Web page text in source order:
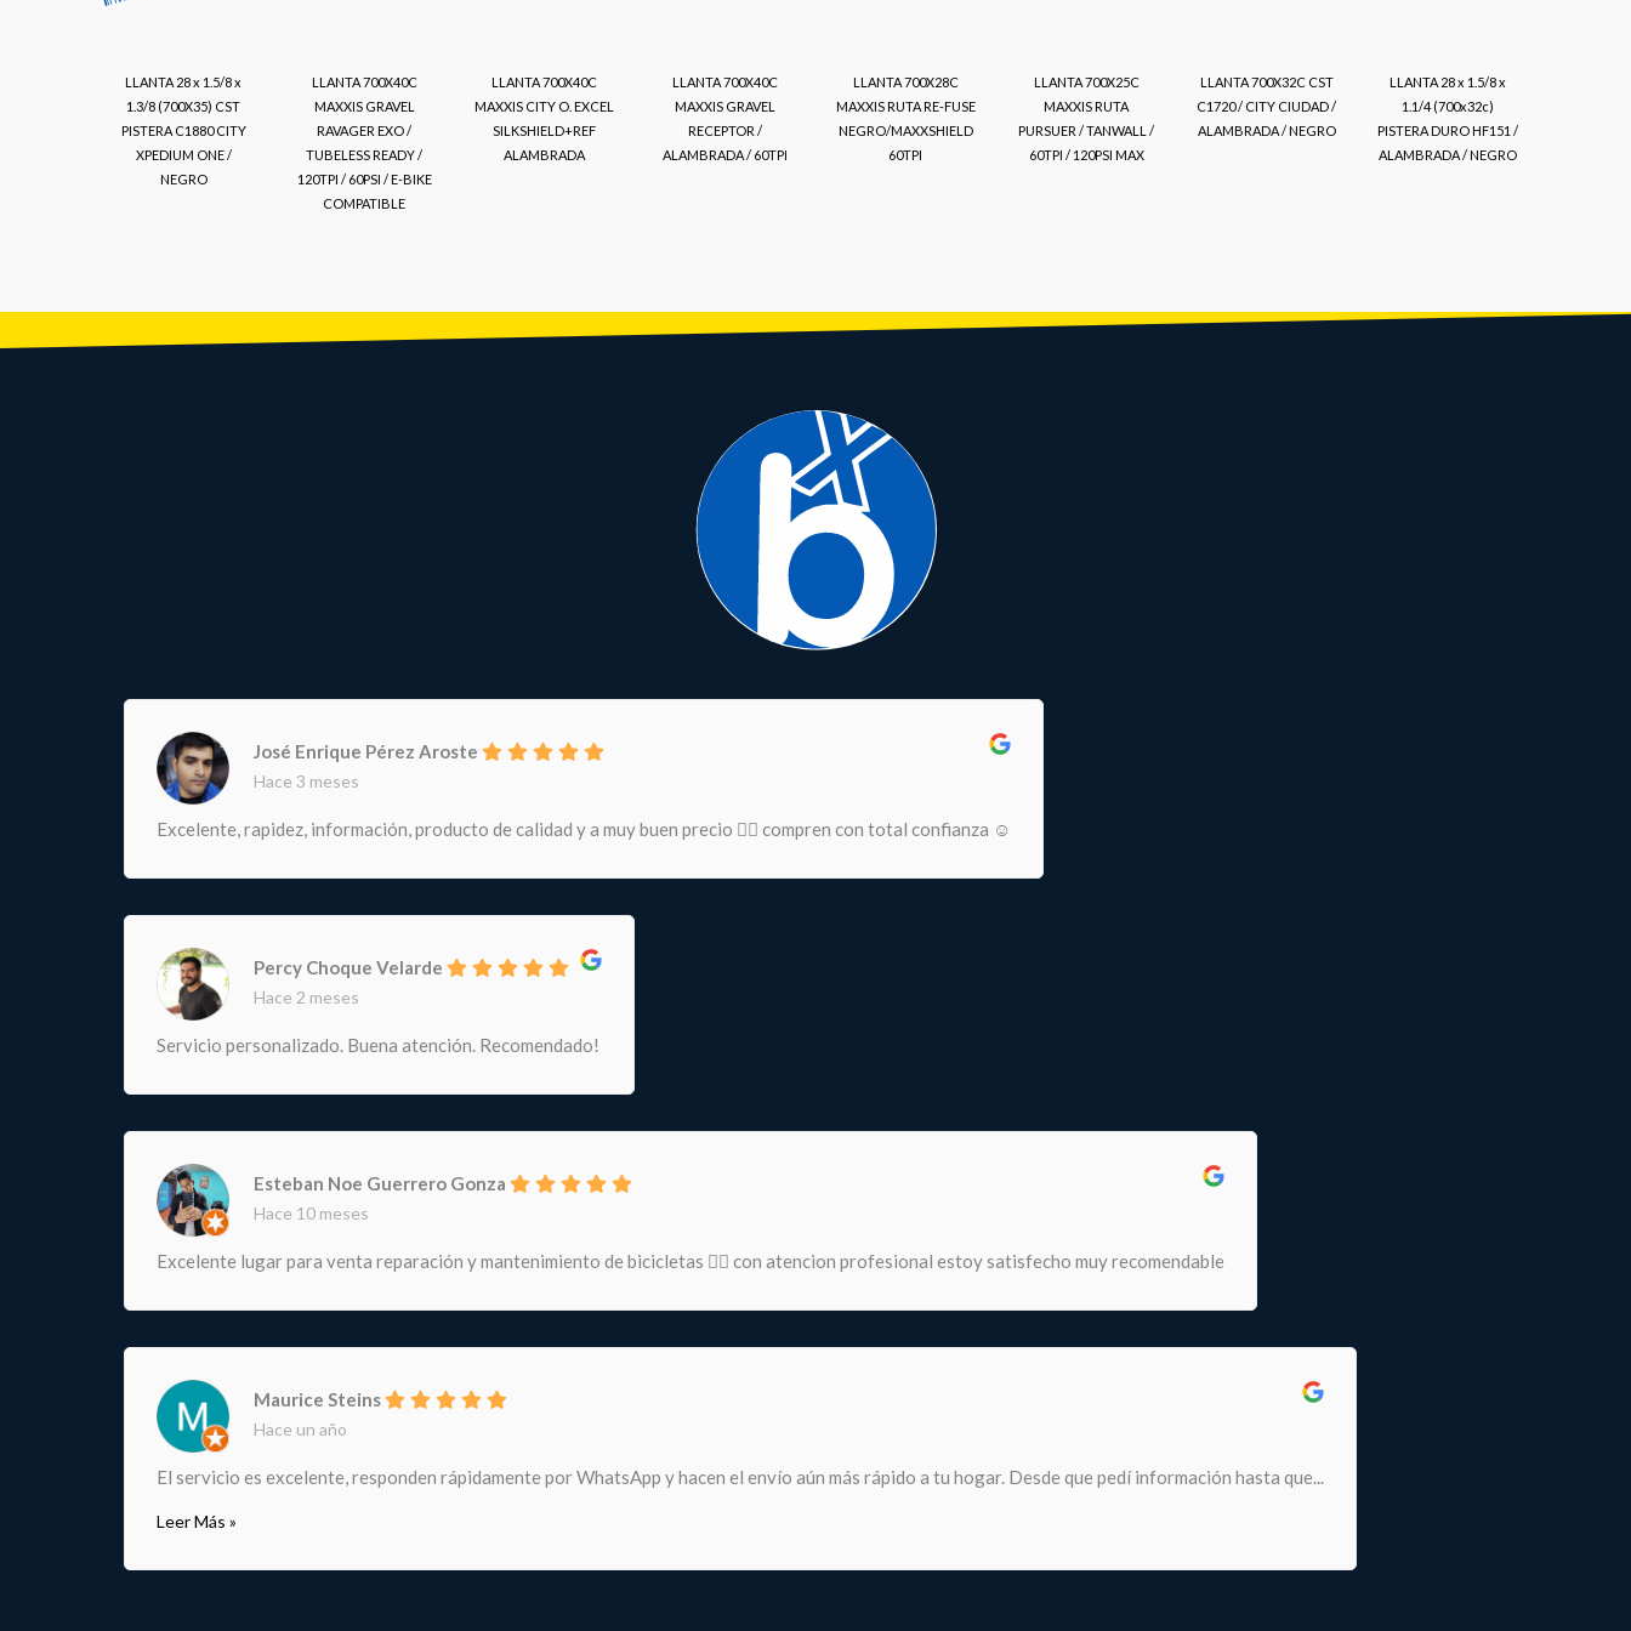
LLANTA 28 x 1.5/8 x
1.3/8 (700X35) CST
PISTERA C1880 CITY
XPEDIUM ONE /
NEGRO
LLANTA 700X40C
MAXXIS GRAVEL
RAVAGER EXO /
TUBELESS READY /
120TPI / 60PSI / E-BIKE
COMPATIBLE
LLANTA 700X40C
MAXXIS CITY O. EXCEL
SILKSHIELD+REF
ALAMBRADA
LLANTA 700X40C
MAXXIS GRAVEL
RECEPTOR /
ALAMBRADA / 60TPI
LLANTA 700X28C
MAXXIS RUTA RE-FUSE
NEGRO/MAXXSHIELD
60TPI
LLANTA 700X25C
MAXXIS RUTA
PURSUER / TANWALL /
60TPI / 120PSI MAX
LLANTA 700X32C CST
C1720 / CITY CIUDAD /
ALAMBRADA / NEGRO
LLANTA 28 x 1.5/8 x
1.1/4 (700x32c)
PISTERA DURO HF151 /
ALAMBRADA / NEGRO
José Enrique Pérez Aroste
Hace 3 meses
Excelente, rapidez, información, producto de calidad y a muy buen precio 👌🏻 compren con total confianza ☺️
Percy Choque Velarde
Hace 2 meses
Servicio personalizado. Buena atención. Recomendado!
Esteban Noe Guerrero Gonza
Hace 10 meses
Excelente lugar para venta reparación y mantenimiento de bicicletas 🚵‍♀️ con atencion profesional estoy satisfecho muy recomendable
Maurice Steins
Hace un año
El servicio es excelente, responden rápidamente por WhatsApp y hacen el envío aún más rápido a tu hogar. Desde que pedí información hasta que...
Leer Más »